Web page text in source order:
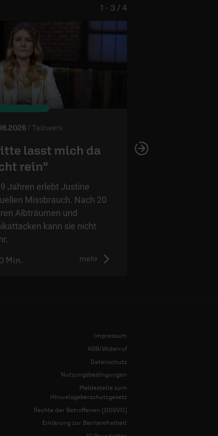
/ Talkwerk
lasst mich da
rein"
Jahren erlebt Justine
Missbrauch. Nach 20
Albträumen und
kann sie nicht
mehr
Min.
„Ich habe
1 - 3 / 4
Impressum
AGB/Widerruf
Datenschutz
Nutzungsbedingungen
Meldestelle zum
Hinweisgeberschutzgesetz
Rechte der Betroffenen (DSGVO)
Erklärung zur Barrierefreiheit